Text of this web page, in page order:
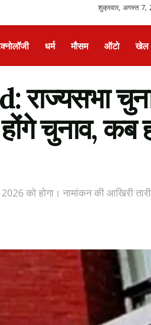
शुक्रवार, अगस्त 7,
धर्म मौसम ऑटो खेल
चुनाव, कब
को होगा। नामांकन की आखिरी